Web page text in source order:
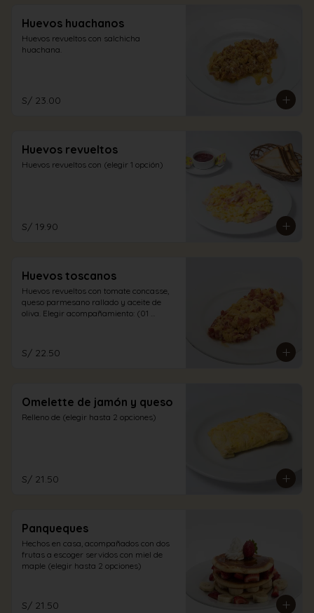
Huevos huachanos
Huevos revueltos con salchicha
huachana.
S/ 23.00
Huevos revueltos
Huevos revueltos con (elegir 1 opción)
S/ 19.90
Huevos toscanos
Huevos revueltos con tomate concasse,
queso parmesano rallado y aceite de
oliva. Elegir acompañamiento: (01
S/ 22.50
Omelette de jamón y queso
Relleno de (elegir hasta 2 opciones)
S/ 21.50
Panqueques
Hechos en casa, acompañados con dos
frutas a escoger servidos con miel de
maple (elegir hasta 2 opciones)
S/ 21.50